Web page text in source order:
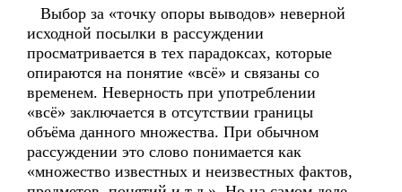
Выбор за «точку опоры выводов» неверной
исходной посылки в рассуждении
просматривается в тех парадоксах, которые
опираются на понятие «всё» и связаны со
временем. Неверность при употреблении
«всё» заключается в отсутствии границы
объёма данного множества. При обычном
рассуждении это слово понимается как
«множество известных и неизвестных фактов,